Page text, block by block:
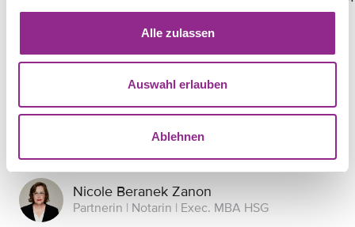
Alle zulassen
Auswahl erlauben
Ablehnen
17:30
Nicole Beranek Zanon
Partnerin | Notarin | Exec. MBA HSG